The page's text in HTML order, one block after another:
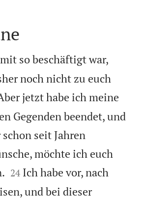
so beschäftigt war,
noch nicht zu euch
jetzt habe ich meine
Gegenden beendet, und
seit Jahren
möchte ich euch


24 Ich habe vor, nach
und bei dieser